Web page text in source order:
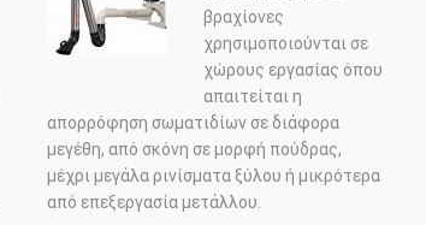
βραχίονες
χρησιμοποιούνται σε
χώρους εργασίας όπου
απαιτείται η
απορρόφηση σωματιδίων σε διάφορα
μεγέθη, από σκόνη σε μορφή πούδρας,
μέχρι μεγάλα ρινίσματα ξύλου ή μικρότερα
από επεξεργασία μετάλλου.